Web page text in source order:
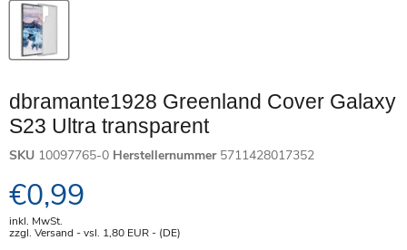
dbramante1928 Greenland Cover Galaxy
S23 Ultra transparent
SKU 10097765-0 Herstellernummer 5711428017352
Aktueller Preis
€0,99
inkl. MwSt.
zzgl. Versand - vsl. 1,80 EUR- (DE)